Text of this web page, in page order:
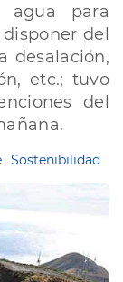
para
del
desalación,
etc.; tuvo
del
Sostenibilidad